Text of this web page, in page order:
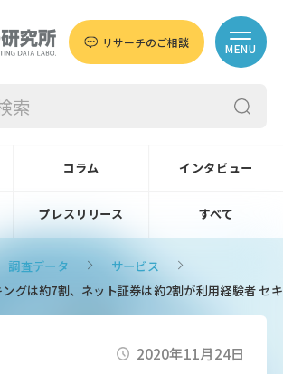
リサーチのご相談 MENU
コラム インタビュー
プレスリリース すべて
調査データ
サービス
グは約7割、ネット証券は約2割が利用経験者 セ
2020年11月24日